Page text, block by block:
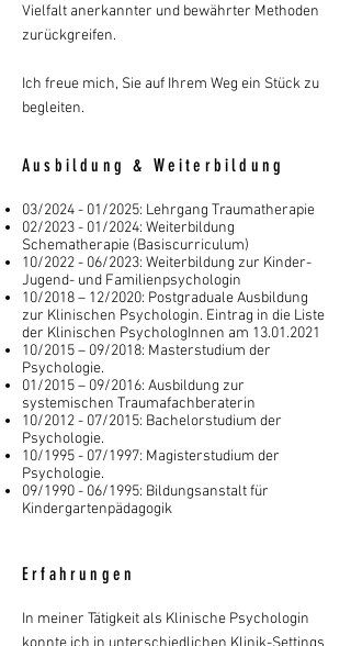
Vielfalt anerkannter und bewährter Methoden
zurückgreifen.
Ich freue mich, Sie auf Ihrem Weg ein Stück zu
begleiten.
Ausbildung & Weiterbildung
03/2024 - 01/2025: Lehrgang Traumatherapie
02/2023 - 01/2024: Weiterbildung
Schematherapie (Basiscurriculum)
10/2022 - 06/2023: Weiterbildung zur Kinder-
Jugend- und Familienpsychologin
10/2018 – 12/2020: Postgraduale Ausbildung
zur Klinischen Psychologin. Eintrag in die Liste
der Klinischen PsychologInnen am 13.01.2021
10/2015 – 09/2018: Masterstudium der
Psychologie.
01/2015 – 09/2016: Ausbildung zur
systemischen Traumafachberaterin
10/2012 - 07/2015: Bachelorstudium der
Psychologie.
10/1995 - 07/1997: Magisterstudium der
Psychologie.
09/1990 - 06/1995: Bildungsanstalt für
Kindergartenpädagogik
Erfahrungen
In meiner Tätigkeit als Klinische Psychologin